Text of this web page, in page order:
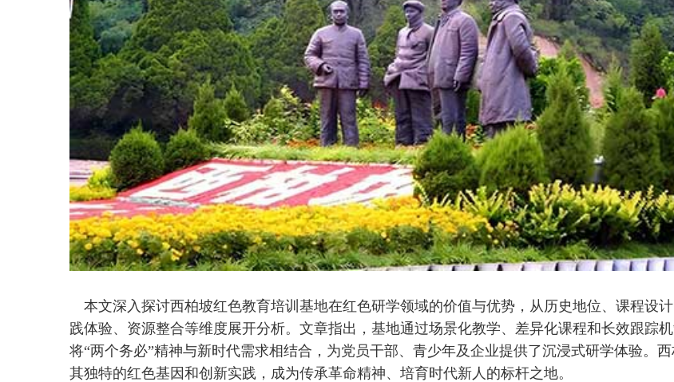
本文深入探讨西柏坡红色教育培训基地在红色研学领域的价值与优势，从历史地位、课程设
践体验、资源整合等维度展开分析。文章指出，基地通过场景化教学、差异化课程和长效跟踪机
将“两个务必”精神与新时代需求相结合，为党员干部、青少年及企业提供了沉浸式研学体验。西
其独特的红色基因和创新实践，成为传承革命精神、培育时代新人的标杆之地。